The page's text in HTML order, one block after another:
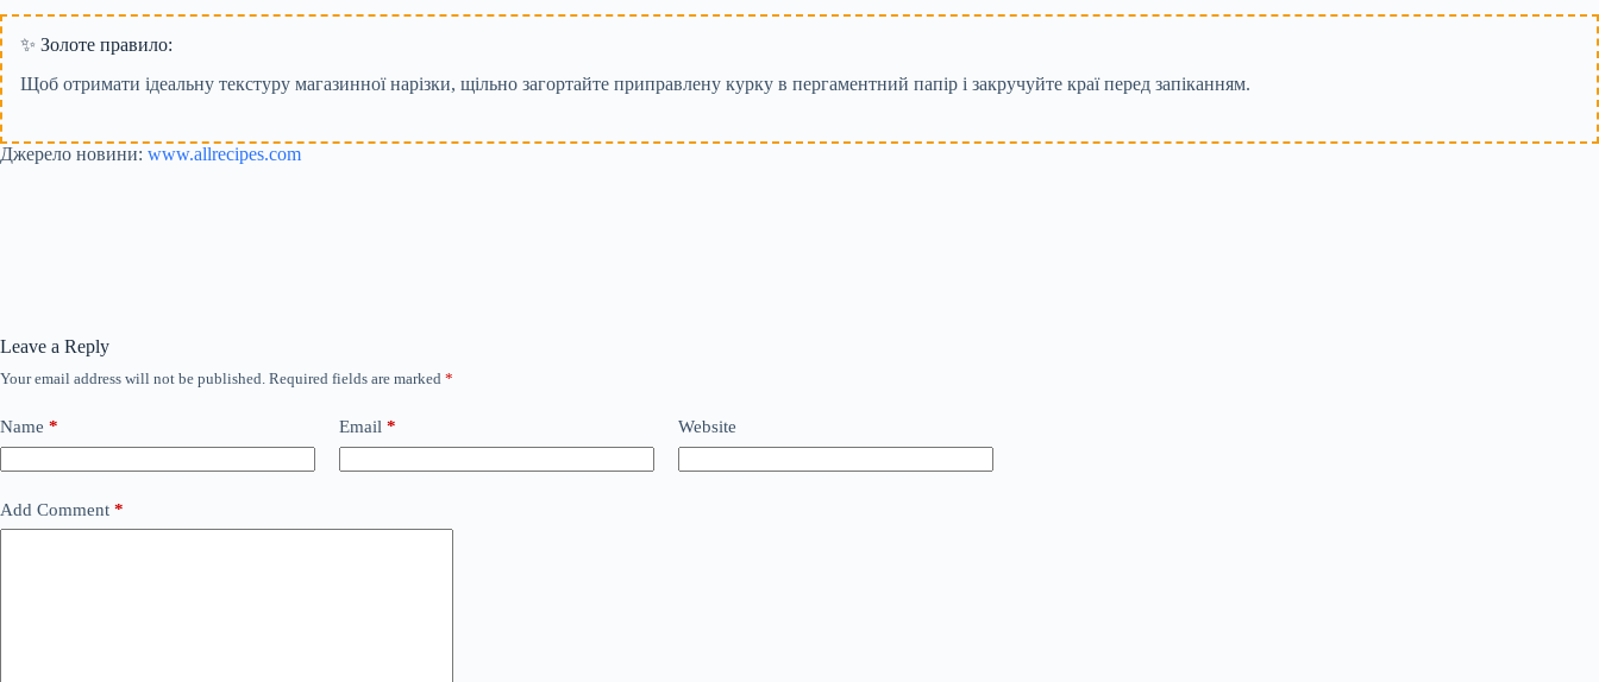
✨ Золоте правило:
Щоб отримати ідеальну текстуру магазинної нарізки, щільно загортайте приправлену курку в пергаментний папір і закручуйте краї перед запіканням.
Джерело новини: www.allrecipes.com
Leave a Reply
Your email address will not be published. Required fields are marked *
Name * Email * Website
Add Comment *